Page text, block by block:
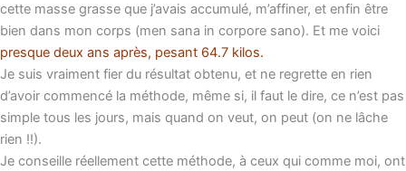
cette masse grasse que j’avais accumulé, m’affiner, et enfin être
bien dans mon corps (men sana in corpore sano). Et me voici
presque deux ans après, pesant 64.7 kilos.
Je suis vraiment fier du résultat obtenu, et ne regrette en rien
d’avoir commencé la méthode, même si, il faut le dire, ce n’est pas
simple tous les jours, mais quand on veut, on peut (on ne lâche
rien !!).
Je conseille réellement cette méthode, à ceux qui comme moi, ont